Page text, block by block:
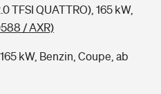
TFSI QUATTRO), 165 kW,
/ AXR)
kW, Benzin, Coupe, ab